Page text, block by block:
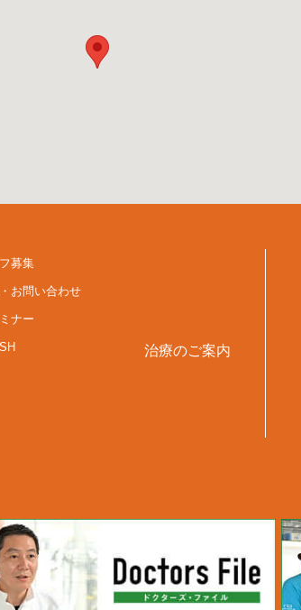
募集
お問い合わせ
ナー
治療のご案内